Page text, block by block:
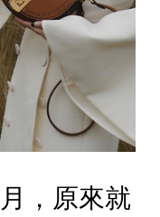
，原來就